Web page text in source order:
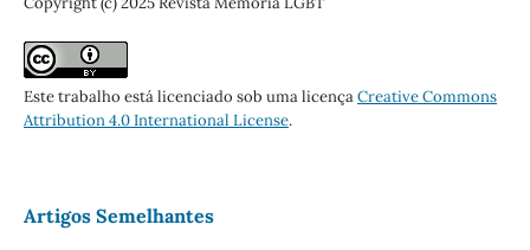
Este trabalho está licenciado sob uma licençaCreative Commons
Attribution 4.0 International License.
Artigos Semelhantes